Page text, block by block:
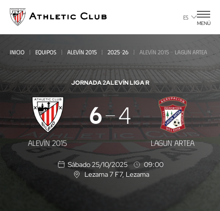
contenido
principal
ES
MENÚ
INICIO EQUIPOS ALEVÍN 2015 2025-26 ALEVÍN 2015 - LAGUN ARTEA
JORNADA 2ALEVÍN LIGA R
Alevín
2015
Lagun
ALEVÍN 2015
6 4
LAGUN ARTEA
Sábado 25/10/2025
09:00
U
Lezama 7 F7, Lezama